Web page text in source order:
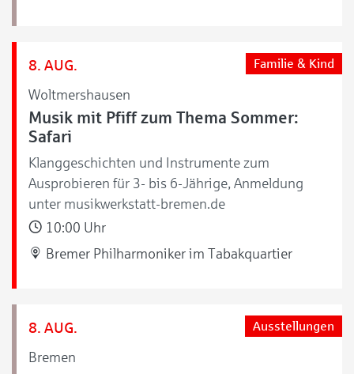
8. AUG.
Woltmershausen
Familie & Kind
Musik mit Pfiff zum Thema Sommer:
Safari
Klanggeschichten und Instrumente zum
Ausprobieren für 3- bis 6-Jährige, Anmeldung
unter musikwerkstatt-bremen.de
10:00 Uhr
Bremer Philharmoniker im Tabakquartier
8. AUG.
Bremen
Ausstellungen